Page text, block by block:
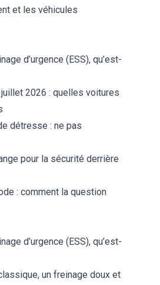
et les véhicules
d’urgence (ESS), qu’est-
2026 : quelles voitures
détresse : ne pas
pour la sécurité derrière
: comment la question
d’urgence (ESS), qu’est-
un freinage doux et